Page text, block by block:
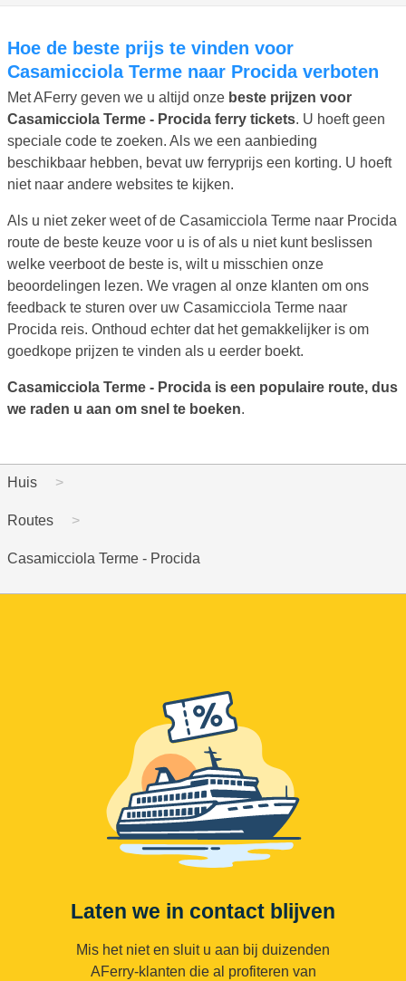
Hoe de beste prijs te vinden voor
Casamicciola Terme naar Procida verboten
Met AFerry geven we u altijd onze beste prijzen voor
Casamicciola Terme - Procida ferry tickets. U hoeft geen
speciale code te zoeken. Als we een aanbieding
beschikbaar hebben, bevat uw ferryprijs een korting. U hoeft
niet naar andere websites te kijken.
Als u niet zeker weet of de Casamicciola Terme naar Procida
route de beste keuze voor u is of als u niet kunt beslissen
welke veerboot de beste is, wilt u misschien onze
beoordelingen lezen. We vragen al onze klanten om ons
feedback te sturen over uw Casamicciola Terme naar
Procida reis. Onthoud echter dat het gemakkelijker is om
goedkope prijzen te vinden als u eerder boekt.
Casamicciola Terme - Procida is een populaire route, dus
we raden u aan om snel te boeken.
Huis
Routes
Casamicciola Terme - Procida
Laten we in contact blijven
Mis het niet en sluit u aan bij duizenden
AFerry-klanten die al profiteren van